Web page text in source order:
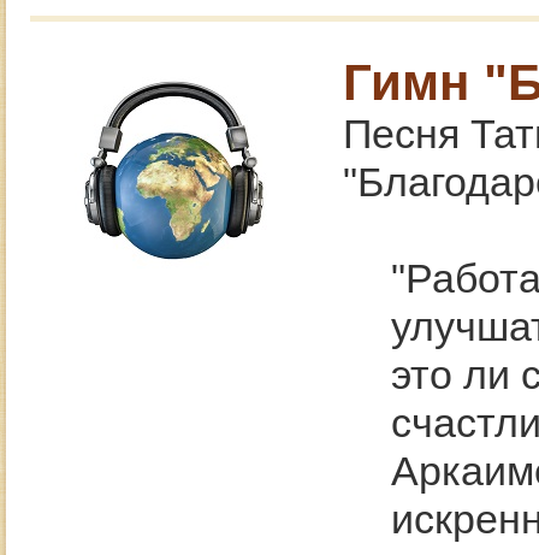
Гимн
Песня
это ли